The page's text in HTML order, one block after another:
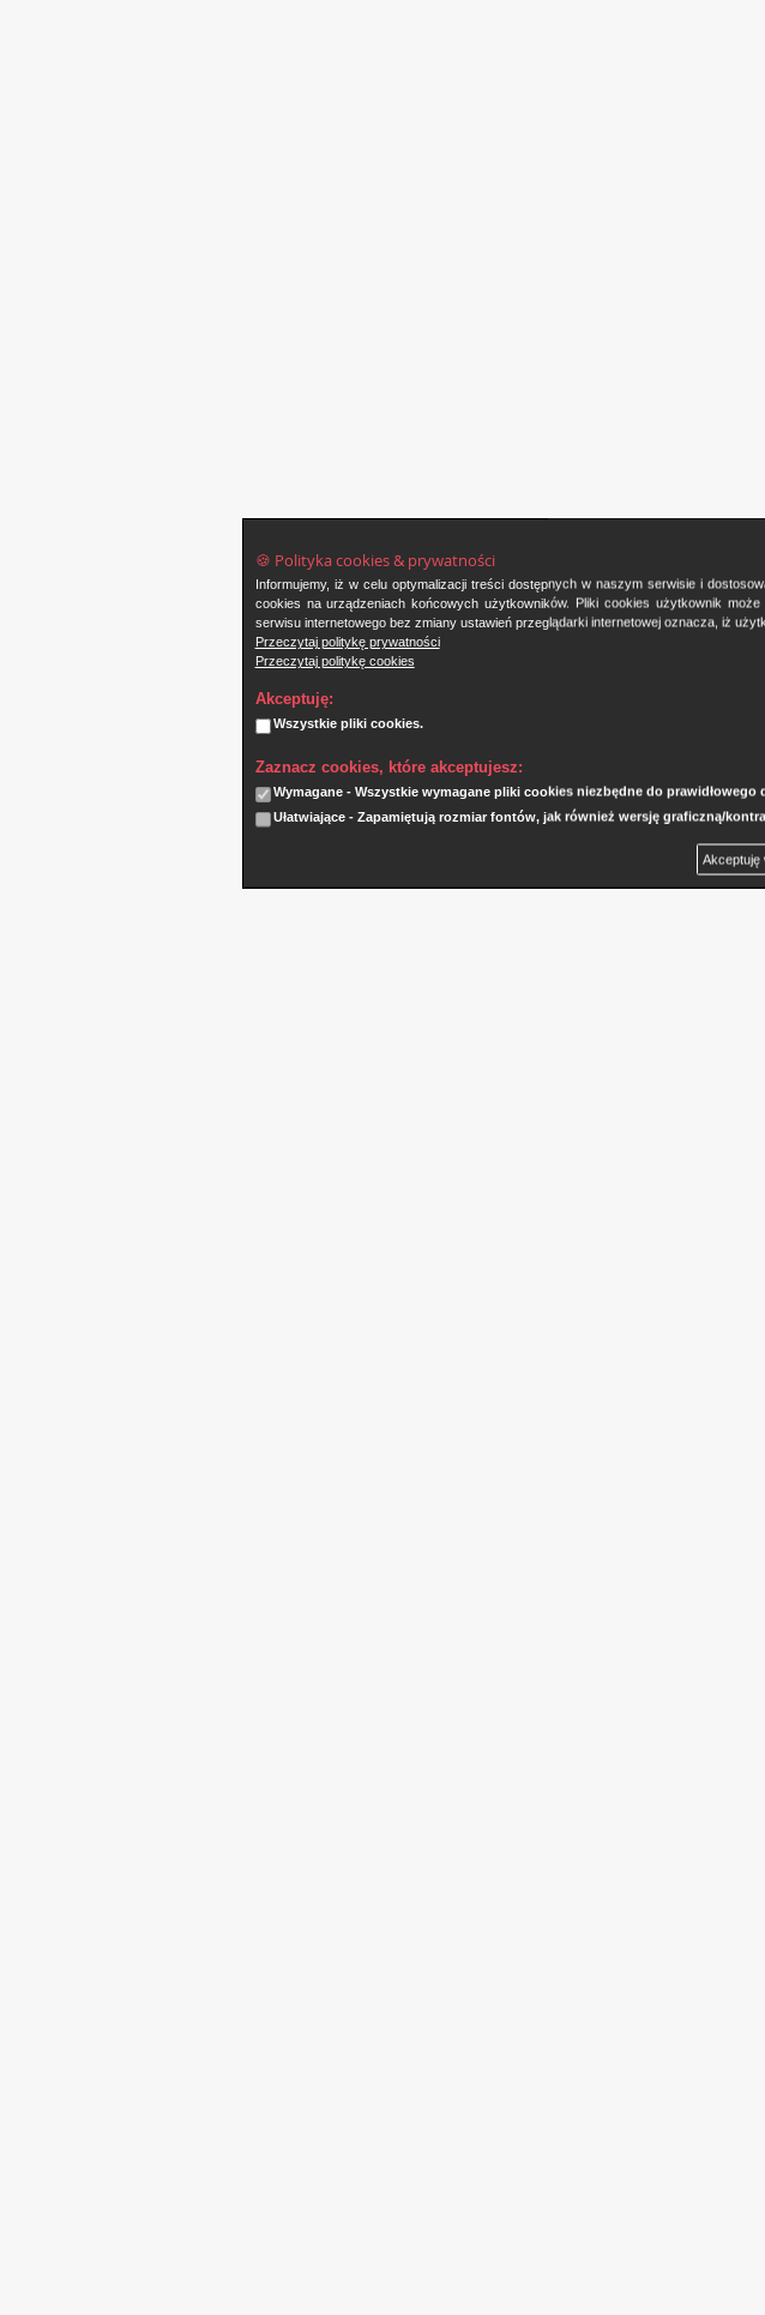
🍪 Polityka cookies & prywatności
Informujemy, iż w celu optymalizacji treści dostępnych w naszym serwisie i
cookies na urządzeniach końcowych użytkowników. Pliki cookies użytkownik
serwisu internetowego bez zmiany ustawień przeglądarki internetowej oznacza, iż
Przeczytaj politykę prywatności
Przeczytaj politykę cookies
Akceptuję:
Wszystkie pliki cookies.
Zaznacz cookies, które akceptujesz:
Wymagane - Wszystkie wymagane pliki cookies niezbędne do prawidłowego
Ułatwiające - Zapamiętują rozmiar fontów, jak również wersję graficzną/
Akceptuję